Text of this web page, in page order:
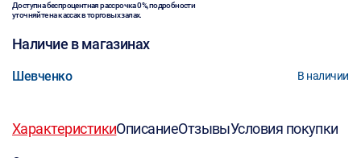
Доступна беспроцентная рассрочка 0%, подробности
уточняйте на кассах в торговых залах.
Наличие в магазинах
Шевченко В наличии
ХарактеристикиОписаниеОтзывыУсловия покупки